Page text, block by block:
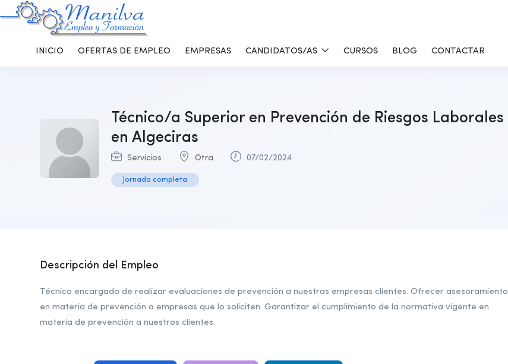
INICIO OFERTAS DE EMPLEO EMPRESAS CANDIDATOS/AS CURSOS BLOG CONTACTAR
Técnico/a Superior en Prevención de Riesgos Laborales
en Algeciras
Servicios Otra 07/02/2024
Jornada completa
Descripción del Empleo
Técnico encargado de realizar evaluaciones de prevención a nuestras empresas clientes. Ofrecer asesoramiento
en materia de prevención a empresas que lo soliciten. Garantizar el cumplimiento de la normativa vigente en
materia de prevención a nuestros clientes.